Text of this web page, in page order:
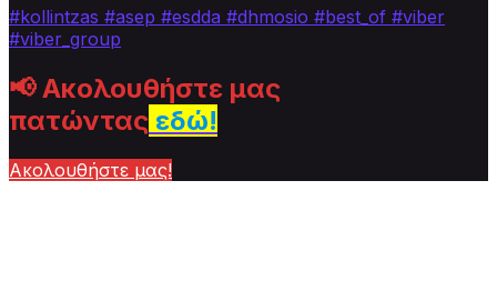
#kollintzas #asep #esdda #dhmosio #best_of #viber
#viber_group
📢 Ακολουθήστε μας
πατώντας εδώ!
Ακολουθήστε μας!